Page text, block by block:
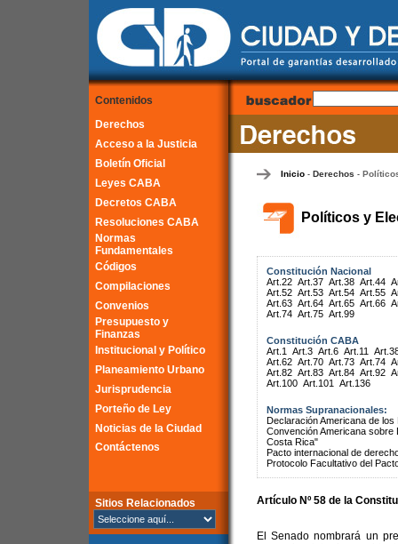
Contenidos
Derechos
Acceso a la Justicia
Boletín Oficial
Leyes CABA
Decretos CABA
Resoluciones CABA
Normas
Fundamentales
Códigos
Compilaciones
Convenios
Presupuesto y
Finanzas
Institucional y Político
Planeamiento Urbano
Jurisprudencia
Porteño de Ley
Noticias de la Ciudad
Contáctenos
Sitios Relacionados
Inicio- Derechos -
Políticos y
Constitución Nacional
Art.22 Art.37 Art.38 Art.44
Art.52 Art.53 Art.54 Art.55
Art.63 Art.64 Art.65 Art.66
Art.74 Art.75 Art.99
Constitución CABA
Art.1
Art.3 Art.6 Art.11
Art.62 Art.70 Art.73 Art.74
Art.82 Art.83 Art.84 Art.92
Art.100 Art.101 Art.136
Normas Supranacionales:
Declaración Americana de
Convención Americana
Costa Rica"
Pacto internacional de
Protocolo Facultativo del
Artículo Nº 58 de la
El Senado nombrará un